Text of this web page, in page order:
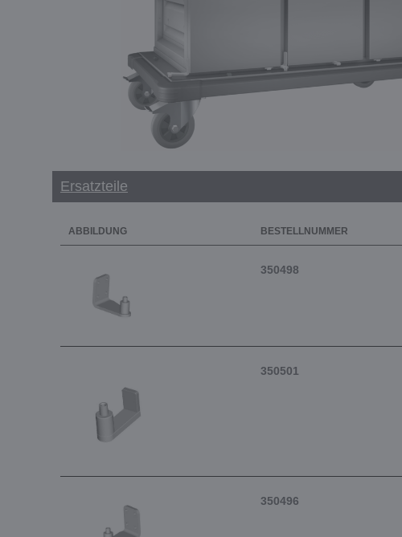
Ersatzteile
ABBILDUNG BESTELLNUMMER
350498
350501
350496